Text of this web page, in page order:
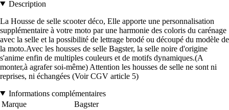
Description
La Housse de selle scooter déco, Elle apporte une personnalisation
supplémentaire à votre moto par une harmonie des coloris du carénage
avec la selle et la possibilité de lettrage brodé ou découpé du modèle de
la moto.Avec les housses de selle Bagster, la selle noire d'origine
s'anime enfin de multiples couleurs et de motifs dynamiques.(A
monter,à agrafer soi-même) Attention les housses de selle ne sont ni
reprises, ni échangées (Voir CGV article 5)
Informations complémentaires
Marque
Bagster